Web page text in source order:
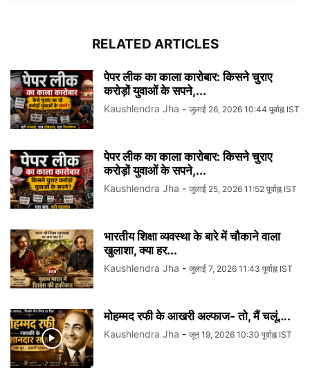
RELATED ARTICLES
पेपर लीक का काला कारोबार: किसने चुराए
करोड़ों युवाओं के सपने,...
Kaushlendra Jha - जुलाई 26, 2026 10:44 पूर्वाह्न IST
पेपर लीक का काला कारोबार: किसने चुराए
करोड़ों युवाओं के सपने,...
Kaushlendra Jha - जुलाई 25, 2026 11:52 पूर्वाह्न IST
भारतीय शिक्षा व्यवस्था के बारे में चौकाने वाला
खुलाशा, क्या हर...
Kaushlendra Jha - जुलाई 7, 2026 11:43 पूर्वाह्न IST
मोहम्मद रफी के आखरी अल्फाज- तो, मैं चलूं….
Kaushlendra Jha - जून 19, 2026 10:30 पूर्वाह्न IST